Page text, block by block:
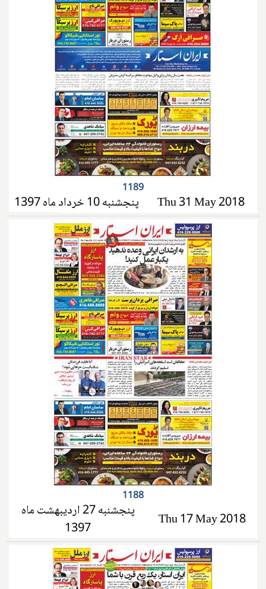
1189
پنجشنبه 10 خرداد ماه 1397 Thu 31 May 2018
1188
پنجشنبه 27 اردیبهشت ماه
1397
Thu 17 May 2018